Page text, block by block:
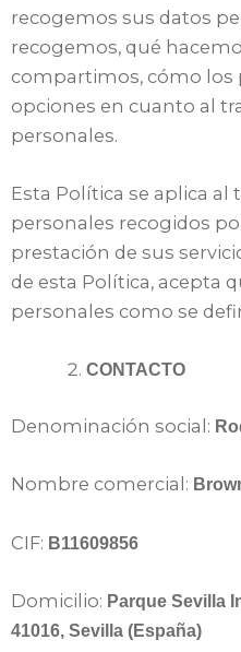
recogemos sus datos
recogemos, qué
compartimos, cómo los
opciones en cuanto al
personales.
Esta Política se aplica
personales recogidos
prestación de sus
de esta Política, acepta
personales como se
CONTACTO
Denominación social:
Nombre comercial:
CIF: B11609856
Domicilio: Parque Sevilla
41016, Sevilla (España)